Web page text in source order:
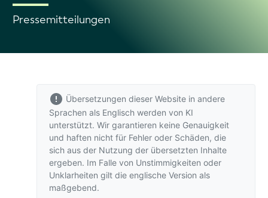
Pressemitteilungen
Übersetzungen dieser Website in andere
Sprachen als Englisch werden von KI
unterstützt. Wir garantieren keine Genauigkeit
und haften nicht für Fehler oder Schäden, die
sich aus der Nutzung der übersetzten Inhalte
ergeben. Im Falle von Unstimmigkeiten oder
Unklarheiten gilt die englische Version als
maßgebend.